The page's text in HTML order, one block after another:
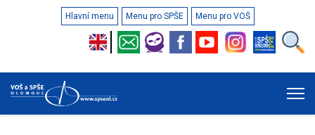
Hlavní menu Menu pro SPŠE Menu pro VOŠ